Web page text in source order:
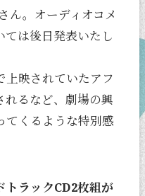
ん。オーディオコメ
ては後日発表いたし
上映されていたアフ
れるなど、劇場の興
てくるような特別感
トラックCD2枚組が